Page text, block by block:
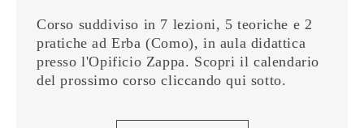
Corso suddiviso in 7 lezioni, 5 teoriche e 2
pratiche ad Erba (Como), in aula didattica
presso l'Opificio Zappa. Scopri il calendario
del prossimo corso cliccando qui sotto.